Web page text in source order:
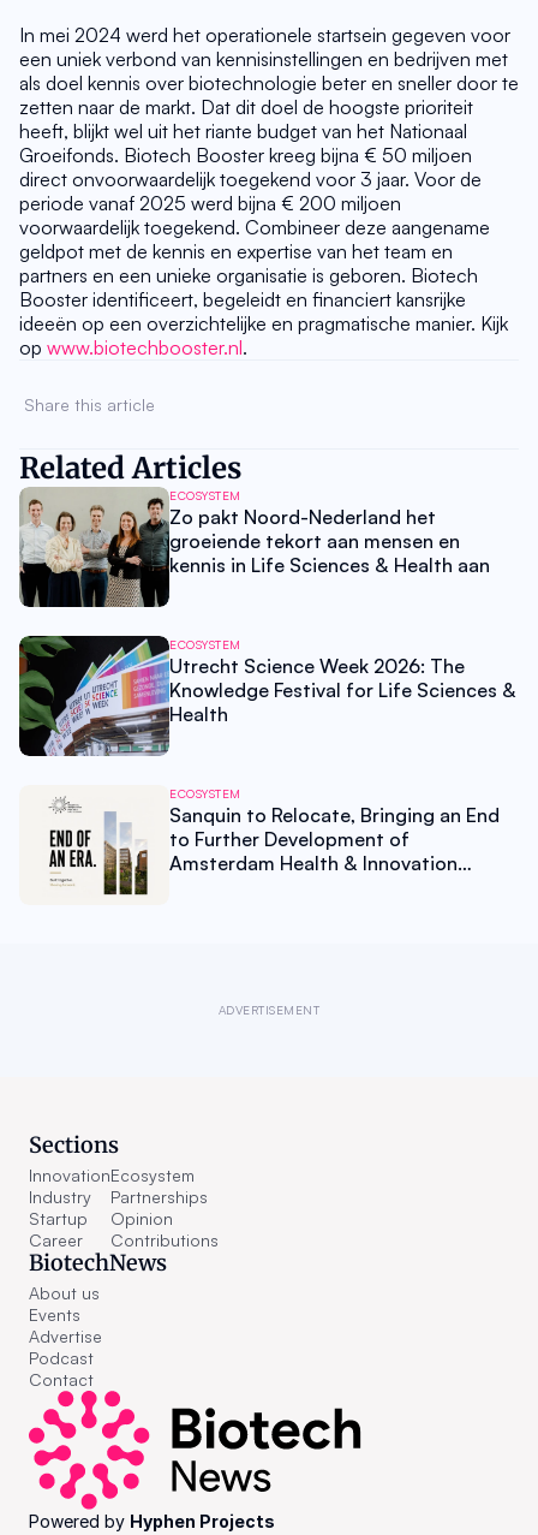
In mei 2024 werd het operationele startsein gegeven voor
een uniek verbond van kennisinstellingen en bedrijven met
als doel kennis over biotechnologie beter en sneller door te
zetten naar de markt. Dat dit doel de hoogste prioriteit
heeft, blijkt wel uit het riante budget van het Nationaal
Groeifonds. Biotech Booster kreeg bijna € 50 miljoen
direct onvoorwaardelijk toegekend voor 3 jaar. Voor de
periode vanaf 2025 werd bijna € 200 miljoen
voorwaardelijk toegekend. Combineer deze aangename
geldpot met de kennis en expertise van het team en
partners en een unieke organisatie is geboren. Biotech
Booster identificeert, begeleidt en financiert kansrijke
ideeën op een overzichtelijke en pragmatische manier. Kijk
op www.biotechbooster.nl.
Share this article
Related Articles
ECOSYSTEM
Zo pakt Noord-Nederland het
groeiende tekort aan mensen en
kennis in Life Sciences & Health aan
ECOSYSTEM
Utrecht Science Week 2026: The
Knowledge Festival for Life Sciences &
Health
ECOSYSTEM
Sanquin to Relocate, Bringing an End
to Further Development of
Amsterdam Health & Innovation
ADVERTISEMENT
Powered by Hyphen Projects
Sections
Innovation
Industry
Startup
Career
Ecosystem
Partnerships
Opinion
Contributions
BiotechNews
About us
Events
Advertise
Podcast
Contact